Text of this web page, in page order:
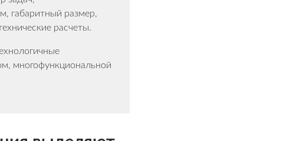
габаритный размер,
расчеты.
многофункциональной